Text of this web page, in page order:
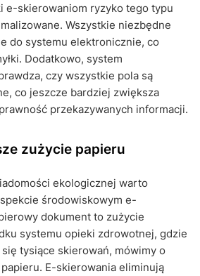
e-skierowaniom ryzyko tego typu
Wszystkie niezbędne
do systemu elektronicznie, co
Dodatkowo, system
czy wszystkie pola są
co jeszcze bardziej zwiększa
przekazywanych informacji.
zużycie papieru
ekologicznej warto
środowiskowym e-
dokument to zużycie
systemu opieki zdrowotnej, gdzie
tysiące skierowań, mówimy o
E-skierowania eliminują